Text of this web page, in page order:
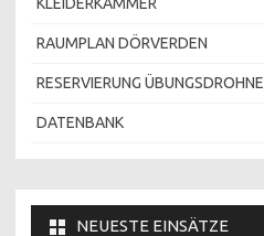
RAUMPLAN DÖRVERDEN
RESERVIERUNG ÜBUNGSDROHNE
DATENBANK
NEUESTE EINSÄTZE